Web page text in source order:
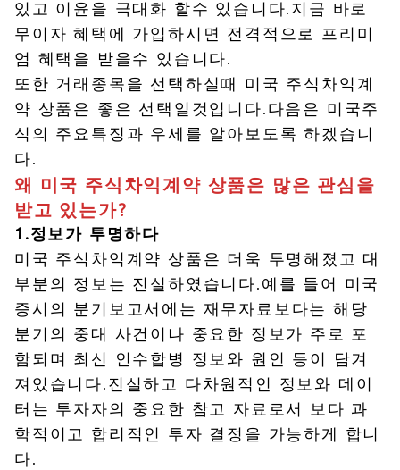
있고 이윤을 극대화 할수 있습니다.지금 바로
무이자 혜택에 가입하시면 전격적으로 프리미
엄 혜택을 받을수 있습니다.
또한 거래종목을 선택하실때 미국 주식차익계
약 상품은 좋은 선택일것입니다.다음은 미국주
식의 주요특징과 우세를 알아보도록 하겠습니
다.
왜 미국 주식차익계약 상품은 많은 관심을
받고 있는가?
1.정보가 투명하다
미국 주식차익계약 상품은 더욱 투명해졌고 대
부분의 정보는 진실하였습니다.예를 들어 미국
증시의 분기보고서에는 재무자료보다는 해당
분기의 중대 사건이나 중요한 정보가 주로 포
함되며 최신 인수합병 정보와 원인 등이 담겨
져있습니다.진실하고 다차원적인 정보와 데이
터는 투자자의 중요한 참고 자료로서 보다 과
학적이고 합리적인 투자 결정을 가능하게 합니
다.